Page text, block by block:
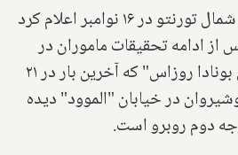
پلیس منطقه "یورک" در شمال تورنتو در ۱۶ نوامبر اعلام کرد
۳۷ ساله پس از ادامه تحقیقات ماموران در
مورد ناپدید شدن "کوین بونادا روزاس" که آخرین بار در ۲۱
خانه انوشیروان در خیابان "الموود" دیده
دوم روبرو است.